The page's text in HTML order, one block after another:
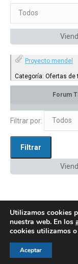
Proyecto mendel
Categoría: Ofertas de
Filtrar por:
Utilizamos cookies
nuestra web. En los
cookies utilizamos
Aceptar